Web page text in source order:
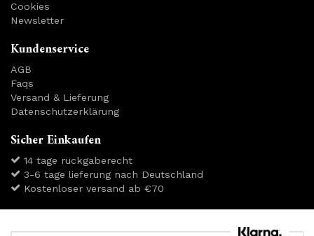
Cookies
Newsletter
Kundenservice
AGB
Faqs
Versand & Lieferung
Datenschutzerklärung
Sicher Einkaufen
14 tage rückgaberecht
3-6 tage lieferung nach Deutschland
Kostenloser versand ab €70